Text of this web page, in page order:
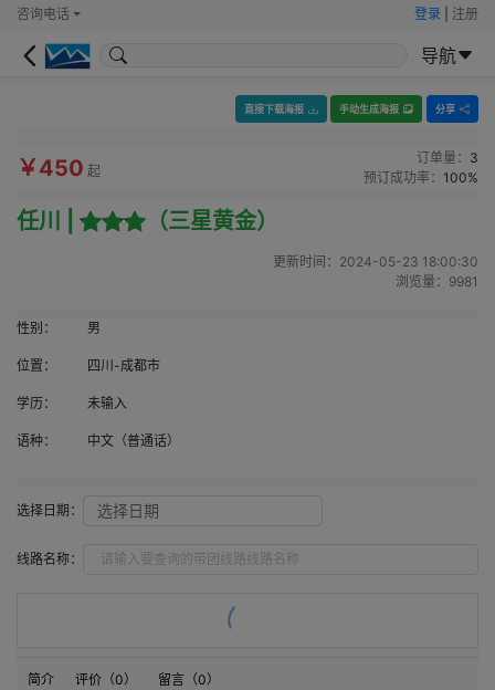
咨询电话 登录 注册
导航
直接下载海报 手动生成海报 分享
￥450 起
订单量： 3
预订成功率： 100%
任川 | （三星黄金）
更新时间： 2024-05-23 18:00:30
浏览量： 9981
性别： 男
位置： 四川-成都市
学历： 未输入
语种： 中文（普通话）
选择日期：
线路名称：
简介 评价（0） 留言（0）